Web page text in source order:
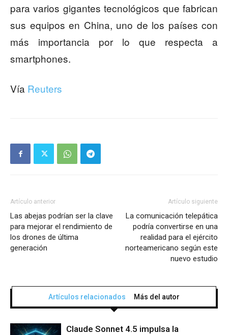
para varios gigantes tecnológicos que fabrican
sus equipos en China, uno de los países con
más importancia por lo que respecta a
smartphones.
Vía Reuters
Artículo anterior
Las abejas podrían ser la clave
para mejorar el rendimiento de
los drones de última
generación
Artículo siguiente
La comunicación telepática
podría convertirse en una
realidad para el ejército
norteamericano según este
nuevo estudio
Artículos relacionados Más del autor
Claude Sonnet 4.5 impulsa la